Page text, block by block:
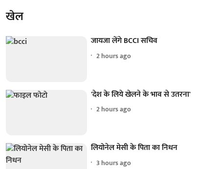
खेल
जायजा लेंगे BCCI सचिव
2 hours ago
'देश के लिये खेलने के भाव से उतरना'
2 hours ago
लियोनेल मेसी के पिता का निधन
3 hours ago